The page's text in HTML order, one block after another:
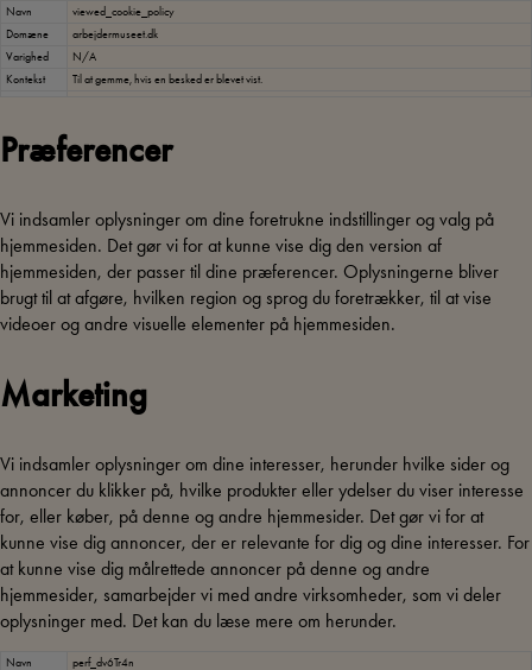
Navn
viewed_cookie_policy
Domæne
arbejdermuseet.dk
Varighed
N/A
Kontekst
Til at gemme, hvis en besked er blevet vist.
Præferencer
Vi indsamler oplysninger om dine foretrukne indstillinger og valg på
hjemmesiden. Det gør vi for at kunne vise dig den version af
hjemmesiden, der passer til dine præferencer. Oplysningerne bliver
brugt til at afgøre, hvilken region og sprog du foretrækker, til at vise
videoer og andre visuelle elementer på hjemmesiden.
Marketing
Vi indsamler oplysninger om dine interesser, herunder hvilke sider og
annoncer du klikker på, hvilke produkter eller ydelser du viser interesse
for, eller køber, på denne og andre hjemmesider. Det gør vi for at
kunne vise dig annoncer, der er relevante for dig og dine interesser. For
at kunne vise dig målrettede annoncer på denne og andre
hjemmesider, samarbejder vi med andre virksomheder, som vi deler
oplysninger med. Det kan du læse mere om herunder.
Navn perf_dv6Tr4n